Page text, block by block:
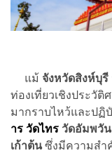
แม้ จังหวัดสิงห์บุรี
ท่องเที่ยวเชิงประวั
มากราบไหว้และปฏิ
าร วัดไทร วัดอัมพวัน
เก้าต้นซึ่งมีความสำ